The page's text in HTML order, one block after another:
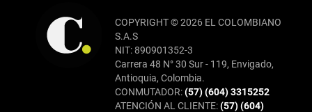
COPYRIGHT © 2026 EL COLOMBIANO
S.A.S
NIT: 890901352-3
Carrera 48 N° 30 Sur - 119, Envigado,
Antioquia, Colombia.
CONMUTADOR:(57) (604) 3315252
ATENCIÓN AL CLIENTE:(57) (604)